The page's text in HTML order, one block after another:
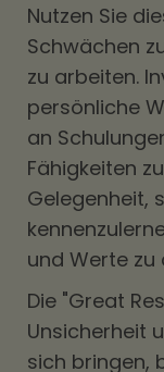
Nutzen Sie
Schwächen
zu arbeiten.
persönliche
an
Fähigkeiten
Gelegenheit,
und Werte zu
Die "Great
Unsicherheit
sich bringen,